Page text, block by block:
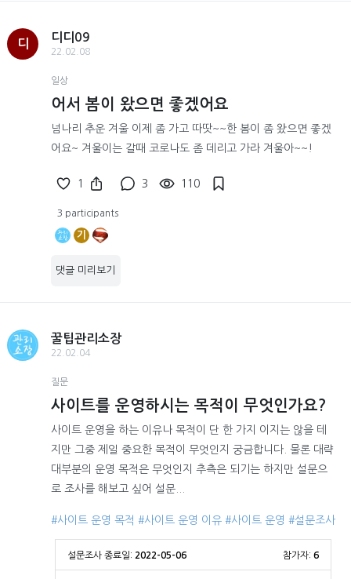
디
디디09
22.02.08
일상
어서 봄이 왔으면 좋겠어요
넘나리 추운 겨울 이제 좀 가고 따땃~~한 봄이 좀 왔으면 좋겠
어요~ 겨울이는 갈때 코로나도 좀 데리고 가라 겨울아~~!
1 3 110
3 participants
기
댓글 미리보기
꿀팁관리소장
22.02.04
질문
사이트를 운영하시는 목적이 무엇인가요?
사이트 운영을 하는 이유나 목적이 단 한 가지 이지는 않을 테
지만 그중 제일 중요한 목적이 무엇인지 궁금합니다. 물론 대략
대부분의 운영 목적은 무엇인지 추측은 되기는 하지만 설문으
로 조사를 해보고 싶어 설문...
#사이트 운영 목적 #사이트 운영 이유 #사이트 운영 #설문조사
설문조사 종료일: 2022-05-06 참가자: 6